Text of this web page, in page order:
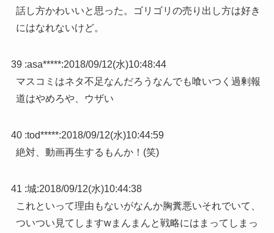
話し方かわいいと思った。ゴリゴリの売り出し方は好き
にはなれないけど。
39 :asa*****:2018/09/12(水)10:48:44
マスコミはネタ不足なんだろうなんでも喰いつく過剰報
道はやめろや、ウザい
40 :tod*****:2018/09/12(水)10:44:59
絶対、動画再生するもんか！(笑)
41 :城:2018/09/12(水)10:44:38
これといって理由もないがなんか胸糞悪いそれでいて、
ついつい見てしますwまんまんと戦略にはまってしまっ